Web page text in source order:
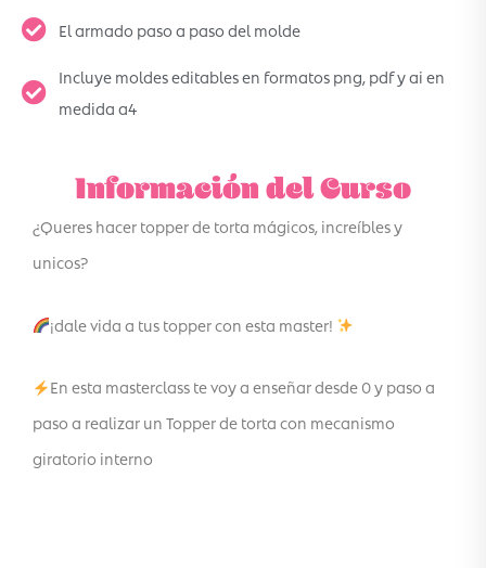
El armado paso a paso del molde
Incluye moldes editables en formatos png, pdf y ai en
medida a4
Información del Curso
¿Queres hacer topper de torta mágicos, increíbles y
unicos?
¡dale vida a tus topper con esta master!
En esta masterclass te voy a enseñar desde 0 y paso a
paso a realizar un Topper de torta con mecanismo
giratorio interno